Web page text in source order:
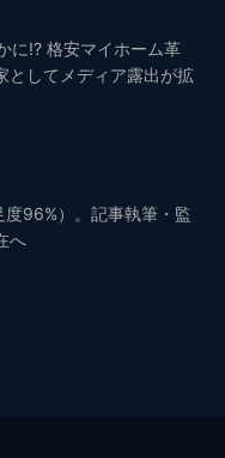
に!? 格安マイホーム革
としてメディア露出が拡
96%）。記事執筆・監
へ